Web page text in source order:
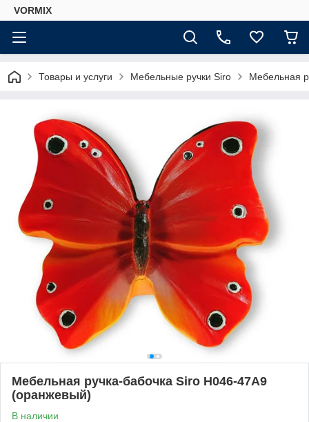
VORMIX
Товары и услуги Мебельные ручки Siro Мебельная
Мебельная ручка-бабочка Siro H046-47A9
(оранжевый)
В наличии